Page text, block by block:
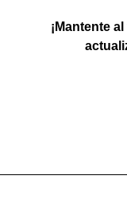
¡Mantente